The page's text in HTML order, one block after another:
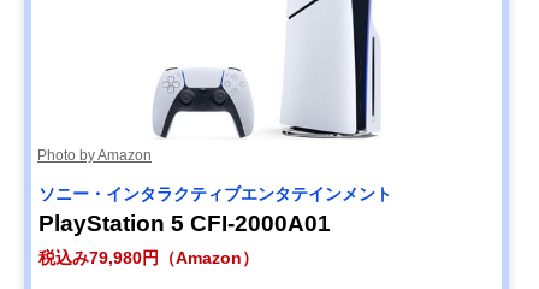
Photo by Amazon
ソニー・インタラクティブエンタテインメント
PlayStation 5 CFI-2000A01
税込み79,980円（Amazon）